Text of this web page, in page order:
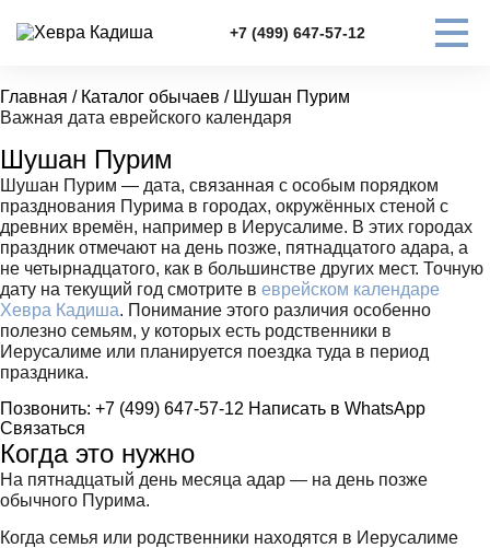
+7 (499) 647-57-12
Главная / Каталог обычаев / Шушан Пурим
Важная дата еврейского календаря
Шушан Пурим
Шушан Пурим — дата, связанная с особым порядком
празднования Пурима в городах, окружённых стеной с
древних времён, например в Иерусалиме. В этих городах
праздник отмечают на день позже, пятнадцатого адара, а
не четырнадцатого, как в большинстве других мест. Точную
дату на текущий год смотрите в еврейском календаре
Хевра Кадиша. Понимание этого различия особенно
полезно семьям, у которых есть родственники в
Иерусалиме или планируется поездка туда в период
праздника.
Позвонить: +7 (499) 647-57-12 Написать в WhatsApp
Связаться
Когда это нужно
На пятнадцатый день месяца адар — на день позже
обычного Пурима.
Когда семья или родственники находятся в Иерусалиме